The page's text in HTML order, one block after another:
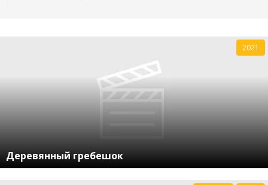
Деревянный гребешок
2021